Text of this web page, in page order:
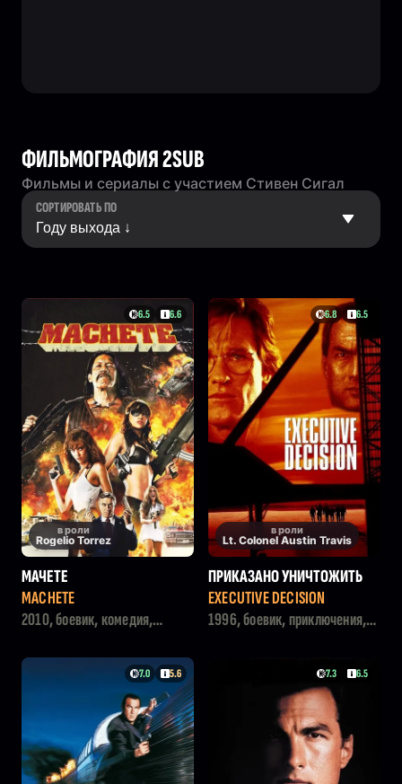
ФИЛЬМОГРАФИЯ 2SUB
Фильмы и сериалы с участием Стивен Сигал
СОРТИРОВАТЬ ПО
6.5 6.6
в роли
Rogelio Torrez
МАЧЕТЕ
MACHETE
2010, боевик, комедия,
6.8 6.5
в роли
Lt. Colonel Austin Travis
ПРИКАЗАНО УНИЧТОЖИТЬ
EXECUTIVE DECISION
1996, боевик, приключения,
7.0 5.6 7.3 6.5